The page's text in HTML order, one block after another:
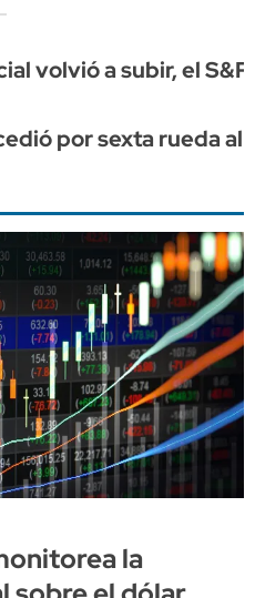
volvió a subir, el
por sexta rueda
la